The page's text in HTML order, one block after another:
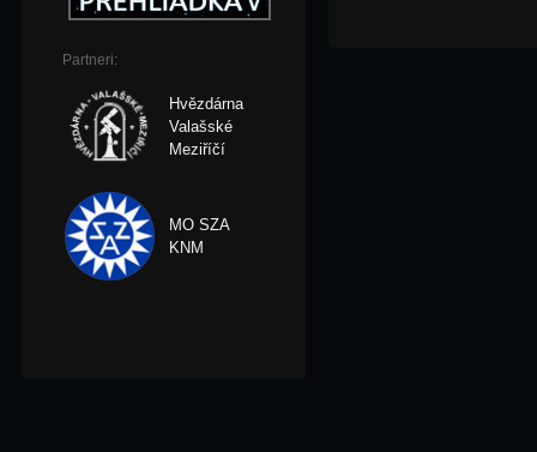
Partneri:
Hvězdárna
Valašské
Meziříčí
MO SZA
KNM